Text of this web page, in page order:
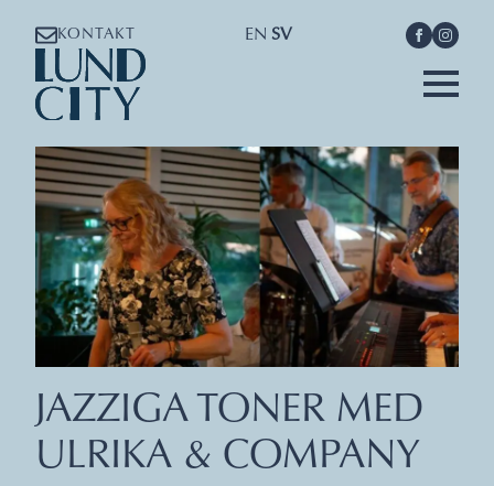
KONTAKT EN SV
JAZZIGA TONER MED
ULRIKA & COMPANY